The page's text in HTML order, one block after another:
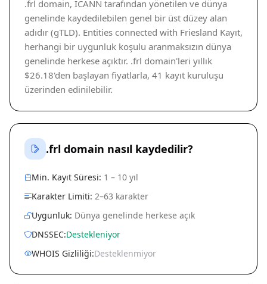
.frl domain, ICANN tarafından yönetilen ve dünya
genelinde kaydedilebilen genel bir üst düzey alan
adıdır (gTLD). Entities connected with Friesland Kayıt,
herhangi bir uygunluk koşulu aranmaksızın dünya
genelinde herkese açıktır. .frl domain'leri yıllık
$26.18'den başlayan fiyatlarla, 41 kayıt kuruluşu
üzerinden edinilebilir.
.frl domain nasıl kaydedilir?
Min. Kayıt Süresi: 1 – 10 yıl
Karakter Limiti: 2–63 karakter
Uygunluk: Dünya genelinde herkese açık
DNSSEC:Destekleniyor
WHOIS Gizliliği:Desteklenmiyor